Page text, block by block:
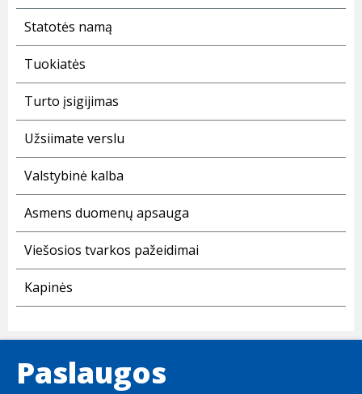
Statotės namą
Tuokiatės
Turto įsigijimas
Užsiimate verslu
Valstybinė kalba
Asmens duomenų apsauga
Viešosios tvarkos pažeidimai
Kapinės
Paslaugos